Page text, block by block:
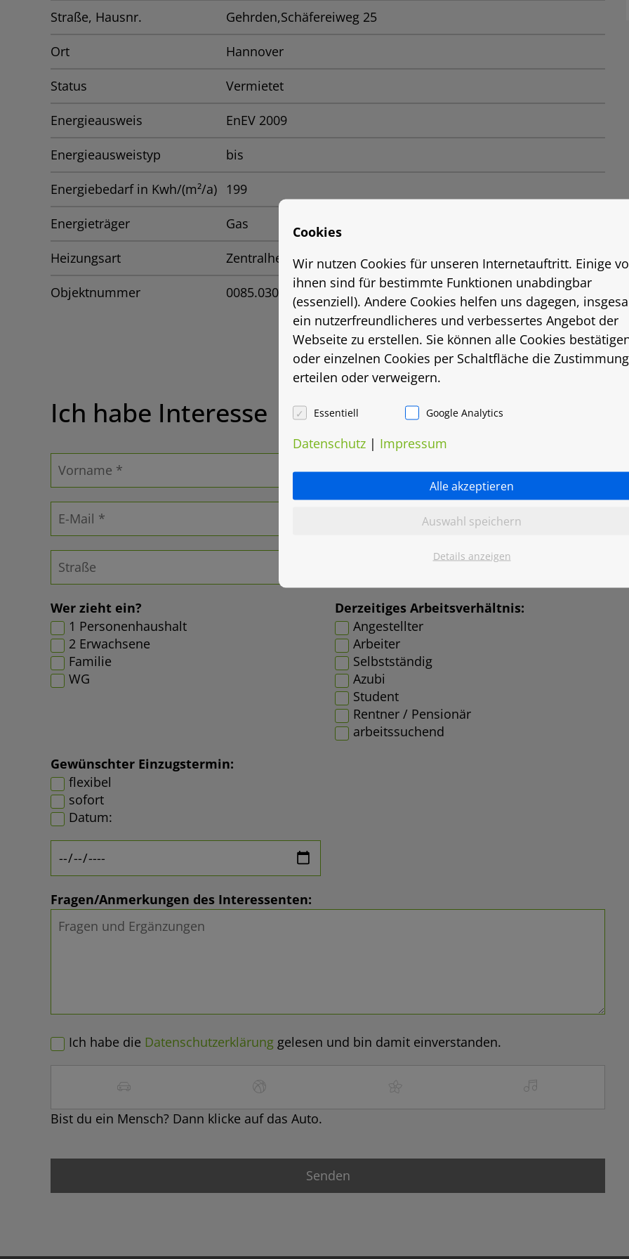
Straße, Hausnr. Gehrden,Schäfereiweg 25
Ort Hannover
Status Vermietet
Energieausweis EnEV 2009
Energieausweistyp bis
Energiebedarf in Kwh/(m²/a) 199
Energieträger Gas
Heizungsart Zentralheizung
Objektnummer 0085.0301
Ich habe Interesse
Wer zieht ein?
1 Personenhaushalt
2 Erwachsene
Familie
WG
Derzeitiges Arbeitsverhältnis:
Angestellter
Arbeiter
Selbstständig
Azubi
Student
Rentner / Pensionär
arbeitssuchend
Gewünschter Einzugstermin:
flexibel
sofort
Datum:
Fragen/Anmerkungen des Interessenten:
Ich habe die Datenschutzerklärung gelesen und bin damit einverstanden.
Bist du ein Mensch? Dann klicke auf das Auto.
Cookies
Wir nutzen Cookies für unseren Internetauftritt. Einige
ihnen sind für bestimmte Funktionen unabdingbar
(essenziell). Andere Cookies helfen uns dagegen,
ein nutzerfreundlicheres und verbessertes Angebot der
Webseite zu erstellen. Sie können alle Cookies
oder einzelnen Cookies per Schaltfläche die Zustimmung
erteilen oder verweigern.
Essentiell Google Analytics
Datenschutz | Impressum
Alle akzeptieren
Auswahl speichern
Details anzeigen